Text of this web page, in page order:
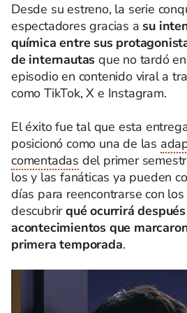
Desde su estreno, la serie
espectadores gracias a su
química entre sus
de internautas que no tardó
episodio en contenido viral a
como TikTok, X e Instagram.
El éxito fue tal que esta
posicionó como una de las
comentadas del primer
los y las fanáticas ya pueden
días para reencontrarse con
descubrirqué ocurrirá
acontecimientos que
primera temporada.